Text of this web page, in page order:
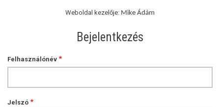
Weboldal kezelője: Mike Ádám
Bejelentkezés
Felhasználónév
Jelszó